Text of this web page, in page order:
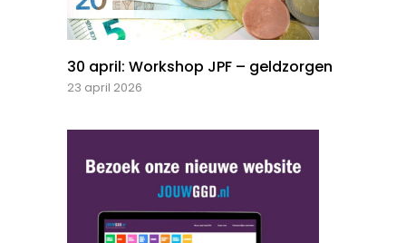
30 april: Workshop JPF – geldzorgen
23 april 2026